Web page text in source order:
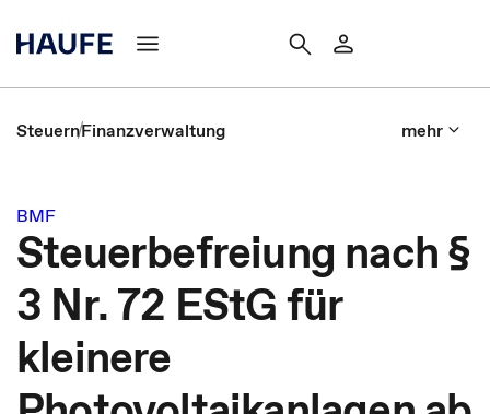
SteuernFinanzverwaltung mehr
BMF
Steuerbefreiung nach §
3 Nr. 72 EStG für
kleinere